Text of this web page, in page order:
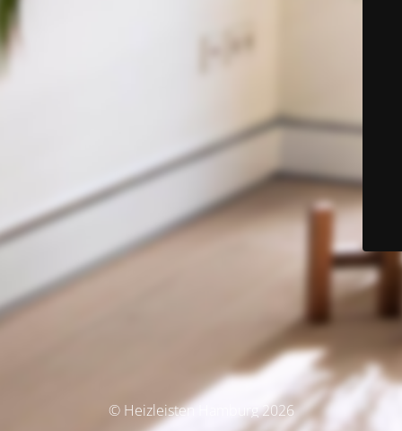
© Heizleisten Hamburg 2026